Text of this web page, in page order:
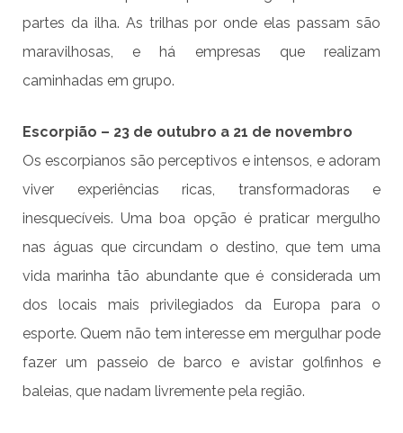
partes da ilha. As trilhas por onde elas passam são
maravilhosas, e há empresas que realizam
caminhadas em grupo.
Escorpião – 23 de outubro a 21 de novembro
Os escorpianos são perceptivos e intensos, e adoram
viver experiências ricas, transformadoras e
inesquecíveis. Uma boa opção é praticar mergulho
nas águas que circundam o destino, que tem uma
vida marinha tão abundante que é considerada um
dos locais mais privilegiados da Europa para o
esporte. Quem não tem interesse em mergulhar pode
fazer um passeio de barco e avistar golfinhos e
baleias, que nadam livremente pela região.